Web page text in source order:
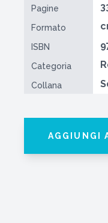
Pagine
Formato
ISBN
Categoria
Collana
AGGIUNGI